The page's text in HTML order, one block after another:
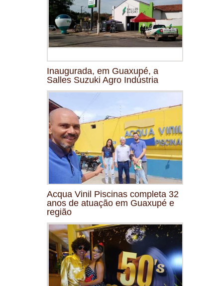
Inaugurada, em Guaxupé, a
Salles Suzuki Agro Indústria
Acqua Vinil Piscinas completa 32
anos de atuação em Guaxupé e
região